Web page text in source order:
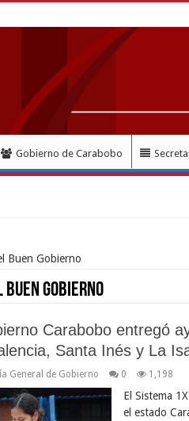
Gobierno de Carabobo
Buen Gobierno
Buen Gobierno
Carabobo entregó
Santa Inés y La
General de Gobierno 0 1,198
El Sistema
el estado